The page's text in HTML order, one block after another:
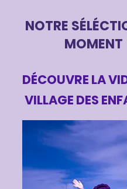
NOTRE
MOMENT
DÉCOUVRE LA
VILLAGE DES